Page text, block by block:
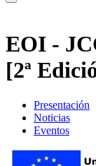
EOI -
[2ª
Presentación
Noticias
Eventos